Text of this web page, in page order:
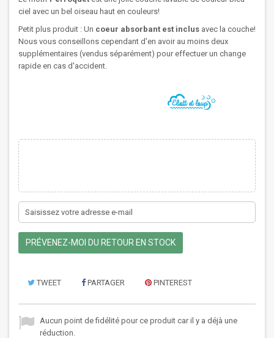
ciel avec un bel oiseau haut en couleurs!
Petit plus produit : Un coeur absorbant est inclus avec la couche!
Nous vous conseillons cependant d'en avoir au moins deux
supplémentaires (vendus séparément) pour effectuer un change
rapide en cas d'accident.
PRÉVENEZ-MOI DU RETOUR EN STOCK
TWEET PARTAGER PINTEREST
Aucun point de fidélité pour ce produit car il y a déjà une
réduction.